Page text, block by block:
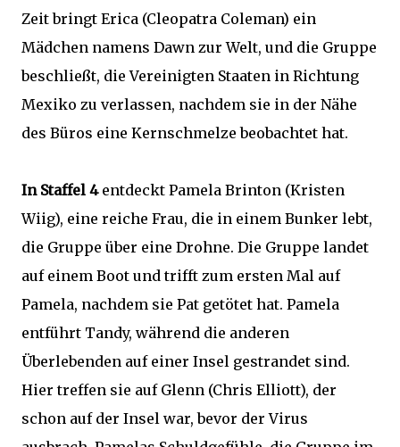
Zeit bringt Erica (Cleopatra Coleman) ein
Mädchen namens Dawn zur Welt, und die Gruppe
beschließt, die Vereinigten Staaten in Richtung
Mexiko zu verlassen, nachdem sie in der Nähe
des Büros eine Kernschmelze beobachtet hat.
In Staffel 4entdeckt Pamela Brinton (Kristen
Wiig), eine reiche Frau, die in einem Bunker lebt,
die Gruppe über eine Drohne. Die Gruppe landet
auf einem Boot und trifft zum ersten Mal auf
Pamela, nachdem sie Pat getötet hat. Pamela
entführt Tandy, während die anderen
Überlebenden auf einer Insel gestrandet sind.
Hier treffen sie auf Glenn (Chris Elliott), der
schon auf der Insel war, bevor der Virus